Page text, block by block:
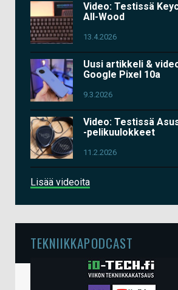
Video: Testissä
All-Wood
13.4.2026
Uusi artikkeli &
Google Pixel 10a
9.3.2026
Video: Testissä
-pelikuulokkeet
11.2.2026
Lisää videoita
TEKNIIKKAPODCAST